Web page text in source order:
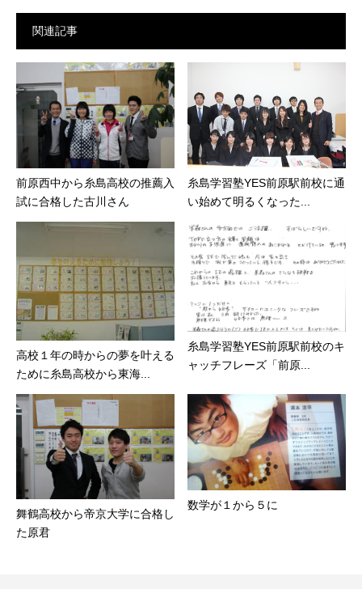
関連記事
前原西中から糸島高校の推薦入
試に合格した古川さん
糸島学習塾YES前原駅前校に通
い始めて明るくなった...
高校１年の時からの夢を叶える
ために糸島高校から東海...
糸島学習塾YES前原駅前校のキ
ャッチフレーズ「前原...
舞鶴高校から帝京大学に合格し
た原君
数学が１から５に